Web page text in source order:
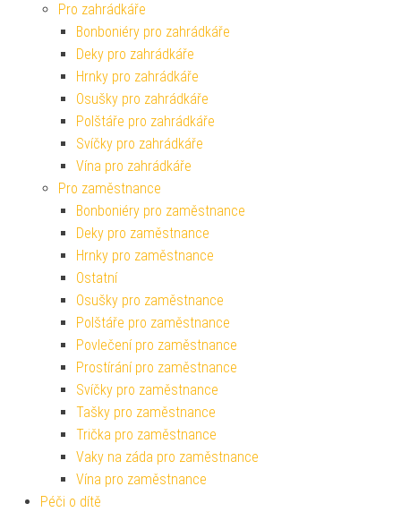
Pro zahrádkáře
Bonboniéry pro zahrádkáře
Deky pro zahrádkáře
Hrnky pro zahrádkáře
Osušky pro zahrádkáře
Polštáře pro zahrádkáře
Svíčky pro zahrádkáře
Vína pro zahrádkáře
Pro zaměstnance
Bonboniéry pro zaměstnance
Deky pro zaměstnance
Hrnky pro zaměstnance
Ostatní
Osušky pro zaměstnance
Polštáře pro zaměstnance
Povlečení pro zaměstnance
Prostírání pro zaměstnance
Svíčky pro zaměstnance
Tašky pro zaměstnance
Trička pro zaměstnance
Vaky na záda pro zaměstnance
Vína pro zaměstnance
Péči o dítě